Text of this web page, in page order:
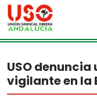
Skip to main content
USO denuncia
vigilante en la